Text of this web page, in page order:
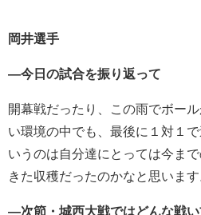
岡井選手
―今日の試合を振り返って
開幕戦だったり、この雨でボー
い環境の中でも、最後に１対１
いうのは自分達にとっては今ま
きた収穫だったのかなと思います
―次節・城西大戦ではどんな戦